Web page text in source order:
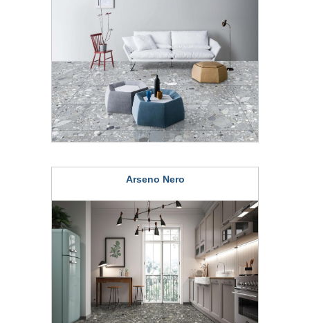
Arseno Nero